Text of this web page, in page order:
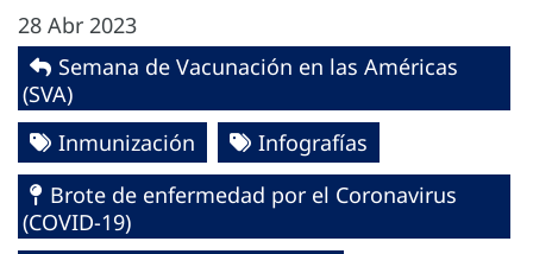
28 Abr 2023
Semana de Vacunación en las Américas
(SVA)
Inmunización
Infografías
Brote de enfermedad por el Coronavirus
(COVID-19)